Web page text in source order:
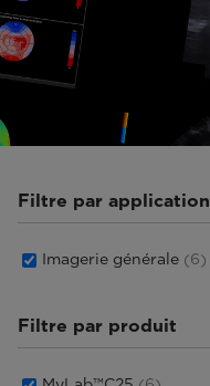
Filtre par application
Imagerie générale (6)
Filtre par produit